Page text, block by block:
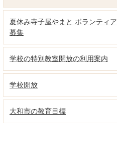
夏休み寺子屋やまと ボランティア
募集
学校の特別教室開放の利用案内
学校開放
大和市の教育目標